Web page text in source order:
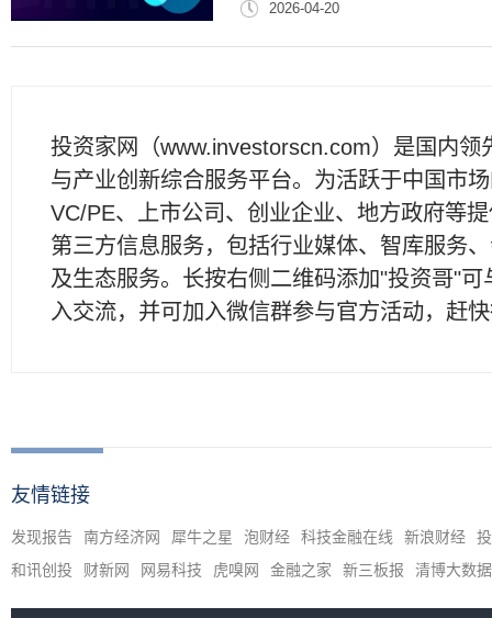
2026-04-20
投资家网（www.investorscn.com）是国内领
与产业创新综合服务平台。为活跃于中国市
VC/PE、上市公司、创业企业、地方政府等
第三方信息服务，包括行业媒体、智库服务
及生态服务。长按右侧二维码添加"投资哥"可
入交流，并可加入微信群参与官方活动，赶
友情链接
发现报告 南方经济网 犀牛之星 泡财经 科技金融在线 新浪财经
和讯创投
财新网 网易科技 虎嗅网 金融之家 新三板报 清博大数据